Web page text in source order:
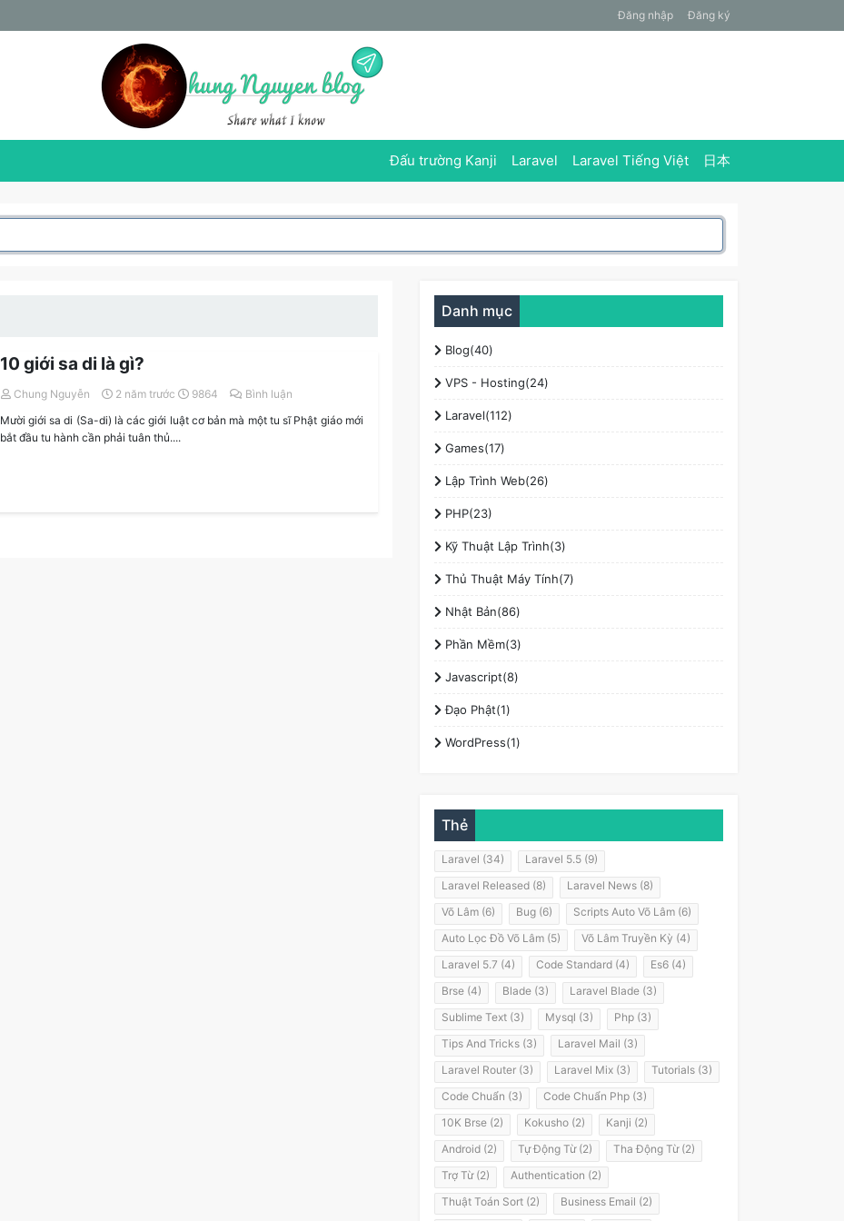
Đăng nhập Đăng ký
Đấu trường Kanji Laravel Laravel Tiếng Việt 日本
10 giới sa di là gì?
Chung Nguyễn 2 năm trước 9864
Bình luận
Mười giới sa di (Sa-di) là các giới luật cơ bản mà một tu sĩ Phật giáo mới
bắt đầu tu hành cần phải tuân thủ....
Danh mục
Blog(40)
VPS - Hosting(24)
Laravel(112)
Games(17)
Lập Trình Web(26)
PHP(23)
Kỹ Thuật Lập Trình(3)
Thủ Thuật Máy Tính(7)
Nhật Bản(86)
Phần Mềm(3)
Javascript(8)
Đạo Phật(1)
WordPress(1)
Thẻ
Laravel (34)
Laravel 5.5 (9)
Laravel Released (8)
Laravel News (8)
Võ Lâm (6)
Bug (6)
Scripts Auto Võ Lâm (6)
Auto Lọc Đồ Võ Lâm (5)
Võ Lâm Truyền Kỳ (4)
Laravel 5.7 (4)
Code Standard (4)
Es6 (4)
Brse (4)
Blade (3)
Laravel Blade (3)
Sublime Text (3)
Mysql (3)
Php (3)
Tips And Tricks (3)
Laravel Mail (3)
Laravel Router (3)
Laravel Mix (3)
Tutorials (3)
Code Chuẩn (3)
Code Chuẩn Php (3)
10K Brse (2)
Kokusho (2)
Kanji (2)
Android (2)
Tự Động Từ (2)
Tha Động Từ (2)
Trợ Từ (2)
Authentication (2)
Thuật Toán Sort (2)
Business Email (2)